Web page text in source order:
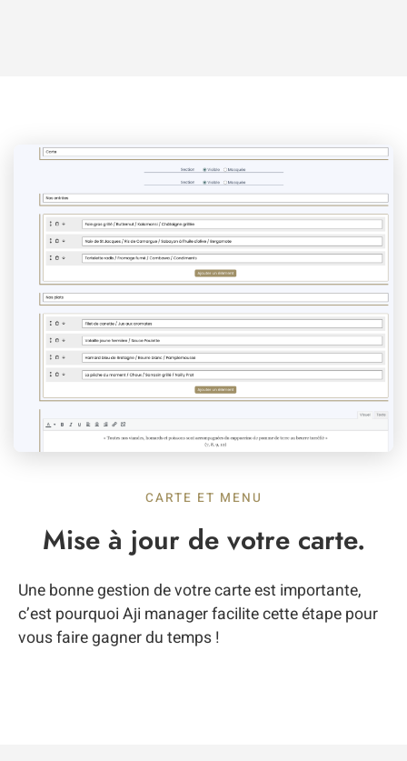
CARTE ET MENU
Mise à jour de votre carte.
Une bonne gestion de votre carte est importante,
c’est pourquoi Aji manager facilite cette étape pour
vous faire gagner du temps !